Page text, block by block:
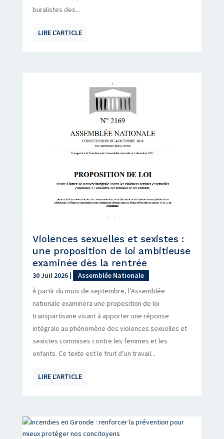
buralistes des...
LIRE L'ARTICLE
Violences sexuelles et sexistes :
une proposition de loi ambitieuse
examinée dès la rentrée
30 Juil 2026|
Assemblée Nationale
À partir du mois de septembre, l’Assemblée
nationale examinera une proposition de loi
transpartisane visant à apporter une réponse
intégrale au phénomène des violences sexuelles et
sexistes commises contre les femmes et les
enfants. Ce texte est le fruit d’un travail...
LIRE L'ARTICLE